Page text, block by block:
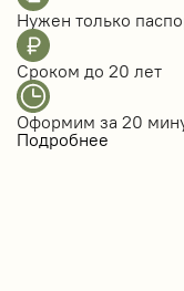
Нужен только
Сроком до 20 лет
Оформим за 20
Подробнее